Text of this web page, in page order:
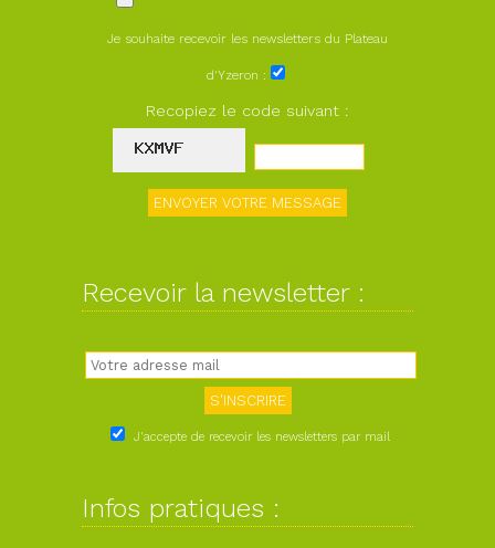
Je souhaite recevoir les newsletters du Plateau
d'Yzeron :
Recopiez le code suivant :
Recevoir la newsletter :
J'accepte de recevoir les newsletters par mail
Infos pratiques :